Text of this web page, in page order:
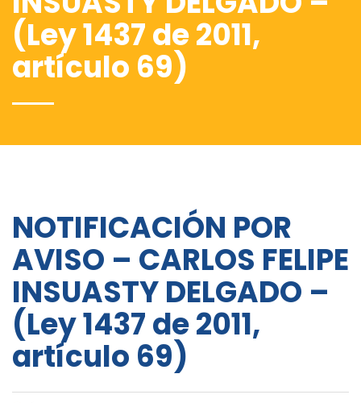
(Ley 1437 de 2011,
artículo 69)
NOTIFICACIÓN POR
AVISO – CARLOS FELIPE
INSUASTY DELGADO –
(Ley 1437 de 2011,
artículo 69)